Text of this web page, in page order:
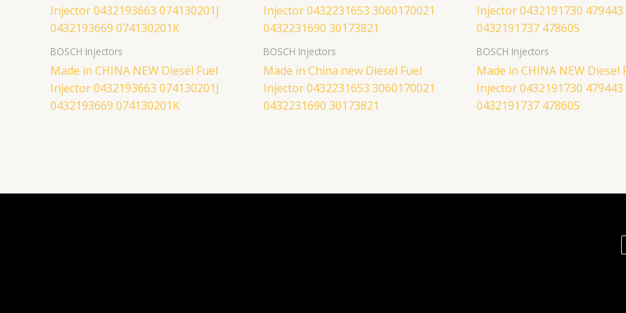
BOSCH Injectors
Made in CHINA NEW Diesel Fuel
Injector 0432193663 074130201J
0432193669 074130201K
BOSCH Injectors
Made in China new Diesel Fuel
Injector 0432231653 3060170021
0432231690 30173821
BOSCH Injectors
Made in CHINA NEW Diesel
Injector 0432191730 479443
0432191737 478605